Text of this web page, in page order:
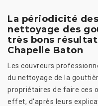
La périodicité
nettoyage des
très bons
Chapelle Baton
Les couvreurs
du nettoyage de la
propriétaires de faire ces
effet, d'après leurs